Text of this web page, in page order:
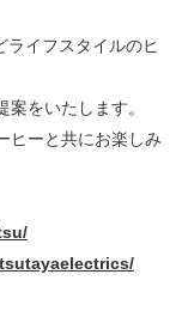
イフスタイルのヒ
をいたします。
ヒーと共にお楽しみ